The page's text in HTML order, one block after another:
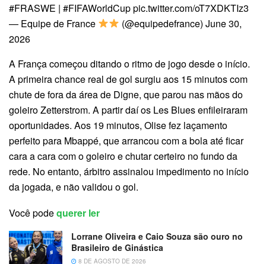
#FRASWE | #FIFAWorldCup pic.twitter.com/oT7XDKTIz3
— Equipe de France
(@equipedefrance) June 30,
2026
A França começou ditando o ritmo de jogo desde o início.
A primeira chance real de gol surgiu aos 15 minutos com
chute de fora da área de Digne, que parou nas mãos do
goleiro Zetterstrom. A partir daí os Les Blues enfileiraram
oportunidades. Aos 19 minutos, Olise fez laçamento
perfeito para Mbappé, que arrancou com a bola até ficar
cara a cara com o goleiro e chutar certeiro no fundo da
rede. No entanto, árbitro assinalou impedimento no início
da jogada, e não validou o gol.
Você podequerer ler
Lorrane Oliveira e Caio Souza são ouro no
Brasileiro de Ginástica
8 DE AGOSTO DE 2026